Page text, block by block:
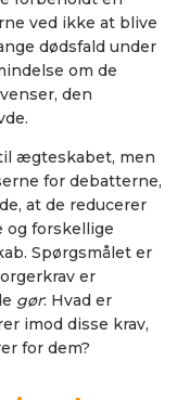
ved ikke at blive
dødsfald under
om de
den
ægteskabet, men
for debatterne,
at de reducerer
og forskellige
Spørgsmålet er
er
gør: Hvad er
imod disse krav,
for dem?